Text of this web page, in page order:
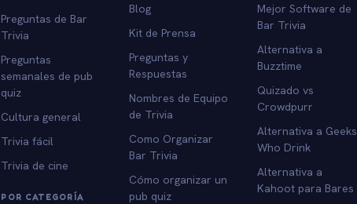
Preguntas de Bar
Trivia
Preguntas
semanales de pub
quiz
Cultura general
Trivia fácil
Trivia de cine
POR CATEGORÍA
Blog
Kit de Prensa
Preguntas y
Respuestas
Nombres de Equipo
de Trivia
Como Organizar
Bar Trivia
Cómo organizar un
pub quiz
Mejor Software de
Bar Trivia
Alternativa a
Buzztime
Quizado vs
Crowdpurr
Alternativa a Geeks
Who Drink
Alternativa a
Kahoot para Bares